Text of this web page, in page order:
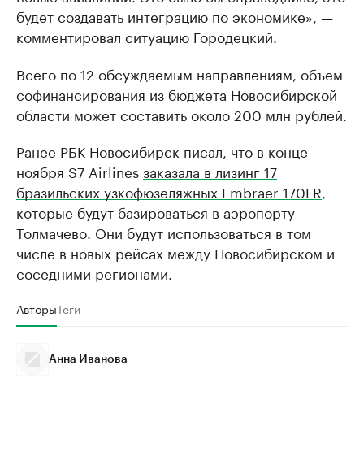
будет создавать интеграцию по экономике», —
комментировал ситуацию Городецкий.
Всего по 12 обсуждаемым направлениям, объем
софинансирования из бюджета Новосибирской
области может составить около 200 млн рублей.
Ранее РБК Новосибирск писал, что в конце
ноября S7 Airlinesзаказала в лизинг 17
бразильских узкофюзеляжных Embraer 170LR
которые будут базироваться в аэропорту
Толмачево. Они будут использоваться в том
числе в новых рейсах между Новосибирском и
соседними регионами.
АвторыТеги
Анна Иванова